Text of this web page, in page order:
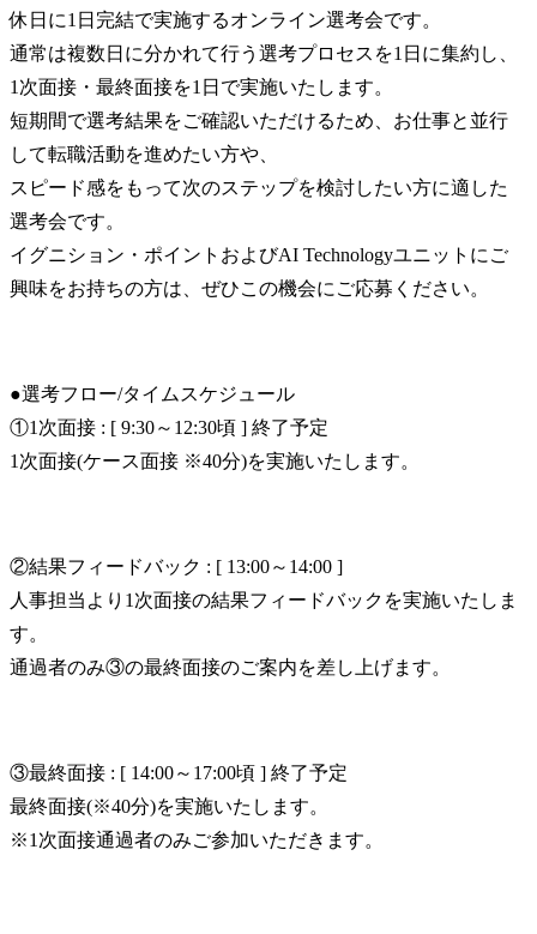
休日に1日完結で実施するオンライン選考会です。
通常は複数日に分かれて行う選考プロセスを1日に集約し、
1次面接・最終面接を1日で実施いたします。
短期間で選考結果をご確認いただけるため、お仕事と並行
して転職活動を進めたい方や、
スピード感をもって次のステップを検討したい方に適した
選考会です。
イグニション・ポイントおよびAI Technologyユニットにご
興味をお持ちの方は、ぜひこの機会にご応募ください。
●選考フロー/タイムスケジュール
①1次面接 : [ 9:30～12:30頃 ] 終了予定
1次面接(ケース面接 ※40分)を実施いたします。
②結果フィードバック : [ 13:00～14:00 ]
人事担当より1次面接の結果フィードバックを実施いたしま
す。
通過者のみ③の最終面接のご案内を差し上げます。
③最終面接 : [ 14:00～17:00頃 ] 終了予定
最終面接(※40分)を実施いたします。
※1次面接通過者のみご参加いただきます。